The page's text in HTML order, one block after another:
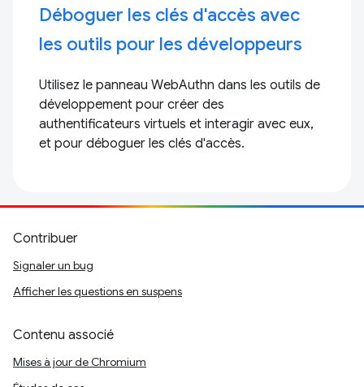
Déboguer les clés d'accès avec
les outils pour les développeurs
Utilisez le panneau WebAuthn dans les outils de
développement pour créer des
authentificateurs virtuels et interagir avec eux,
et pour déboguer les clés d'accès.
Contribuer
Signaler un bug
Afficher les questions en suspens
Contenu associé
Mises à jour de Chromium